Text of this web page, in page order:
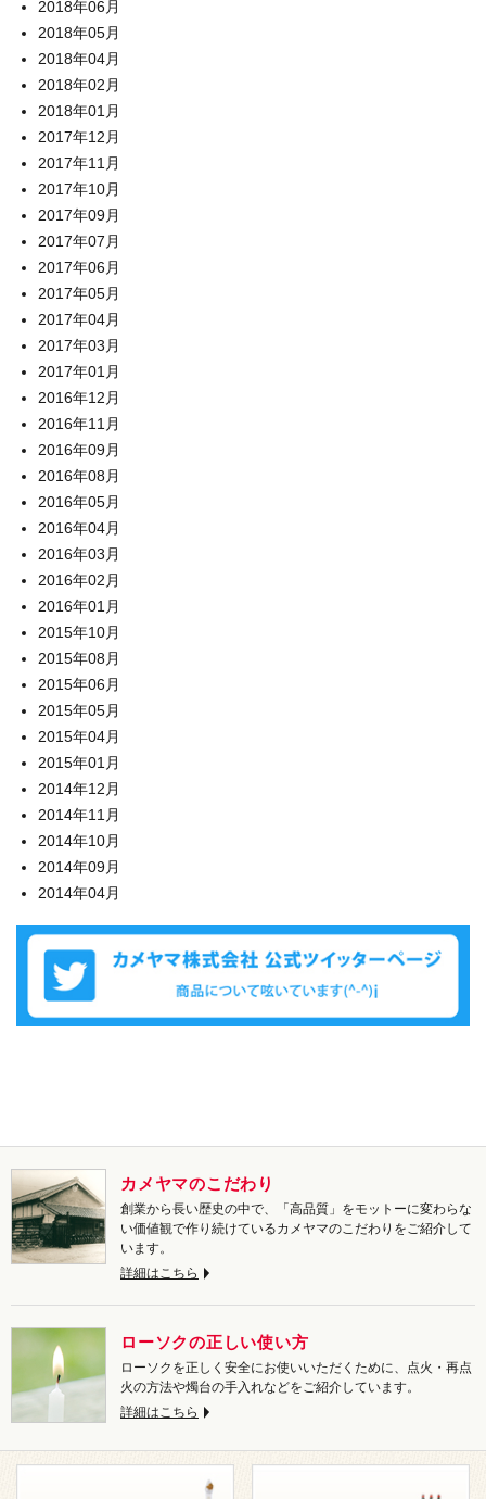
2018年06月
2018年05月
2018年04月
2018年02月
2018年01月
2017年12月
2017年11月
2017年10月
2017年09月
2017年07月
2017年06月
2017年05月
2017年04月
2017年03月
2017年01月
2016年12月
2016年11月
2016年09月
2016年08月
2016年05月
2016年04月
2016年03月
2016年02月
2016年01月
2015年10月
2015年08月
2015年06月
2015年05月
2015年04月
2015年01月
2014年12月
2014年11月
2014年10月
2014年09月
2014年04月
カメヤマのこだわり
創業から長い歴史の中で、「高品質」をモットーに変わらな
い価値観で作り続けているカメヤマのこだわりをご紹介して
います。
詳細はこちら
ローソクの正しい使い方
ローソクを正しく安全にお使いいただくために、点火・再点
火の方法や燭台の手入れなどをご紹介しています。
詳細はこちら